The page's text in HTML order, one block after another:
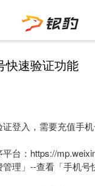
快速验证功能
登入，需要充值手
台：https://
理」--查看「手机